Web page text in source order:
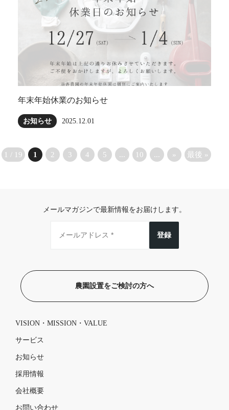
年末年始休業のお知らせ
お知らせ 2025.12.01
1 / 19 1 2 3 4 5 ... 10 ... » 最後 »
メールマガジンで最新情報をお届けします。
登録
農園設置をご検討の方へ
VISION・MISSION・VALUE
サービス
お知らせ
採用情報
会社概要
お問い合わせ